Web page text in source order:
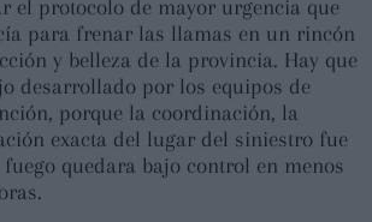
el protocolo de mayor urgencia que
para frenar las llamas en un rincón
y belleza de la provincia. Hay que
desarrollado por los equipos de
porque la coordinación, la
exacta del lugar del siniestro fue
quedara bajo control en menos